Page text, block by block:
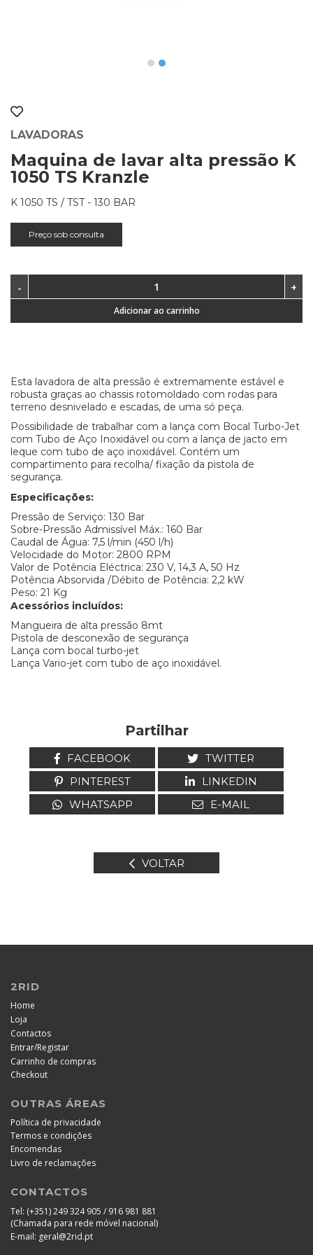
LAVADORAS
Maquina de lavar alta pressão K
1050 TS Kranzle
K 1050 TS / TST - 130 BAR
Preço sob consulta
Adicionar ao carrinho
Esta lavadora de alta pressão é extremamente estável e
robusta graças ao chassis rotomoldado com rodas para
terreno desnivelado e escadas, de uma só peça.
Possibilidade de trabalhar com a lança com Bocal Turbo-Jet
com Tubo de Aço Inoxidável ou com a lança de jacto em
leque com tubo de aço inoxidável. Contém um
compartimento para recolha/ fixação da pistola de
segurança.
Especificações:
Pressão de Serviço: 130 Bar
Sobre-Pressão Admissível Máx.: 160 Bar
Caudal de Água: 7,5 l/min (450 l/h)
Velocidade do Motor: 2800 RPM
Valor de Potência Eléctrica: 230 V, 14,3 A, 50 Hz
Potência Absorvida /Débito de Potência: 2,2 kW
Peso: 21 Kg
Acessórios incluídos:
Mangueira de alta pressão 8mt
Pistola de desconexão de segurança
Lança com bocal turbo-jet
Lança Vario-jet com tubo de aço inoxidável.
Partilhar
FACEBOOK
TWITTER
PINTEREST
LINKEDIN
WHATSAPP
E-MAIL
VOLTAR
2RID
Home
Loja
Contactos
Entrar/Registar
Carrinho de compras
Checkout
OUTRAS ÁREAS
Política de privacidade
Termos e condições
Encomendas
Livro de reclamações
CONTACTOS
Tel: (+351) 249 324 905 / 916 981 881
(Chamada para rede móvel nacional)
E-mail: geral@2rid.pt